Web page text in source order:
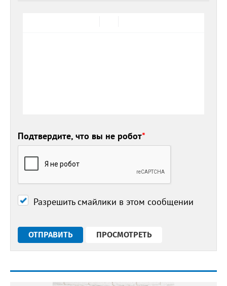
Подтвердите, что вы не робот*
Разрешить смайлики в этом сообщении